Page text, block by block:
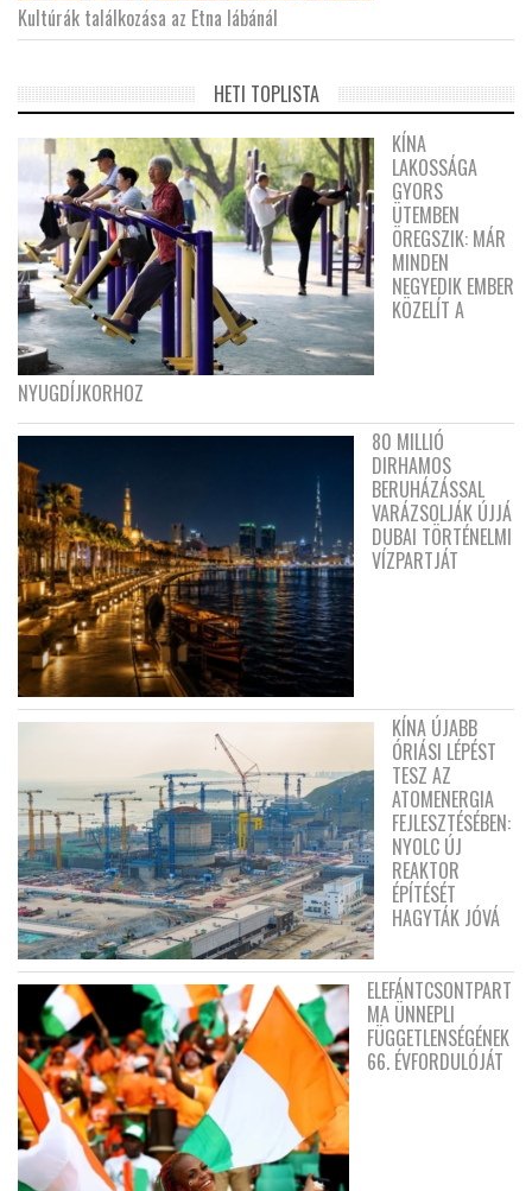
Kultúrák találkozása az Etna lábánál
HETI TOPLISTA
KÍNA
LAKOSSÁGA
GYORS
ÜTEMBEN
ÖREGSZIK: MÁR
MINDEN
NEGYEDIK EMBER
KÖZELÍT A
NYUGDÍJKORHOZ
80 MILLIÓ
DIRHAMOS
BERUHÁZÁSSAL
VARÁZSOLJÁK ÚJJÁ
DUBAI TÖRTÉNELMI
VÍZPARTJÁT
KÍNA ÚJABB
ÓRIÁSI LÉPÉST
TESZ AZ
ATOMENERGIA
FEJLESZTÉSÉBEN:
NYOLC ÚJ
REAKTOR
ÉPÍTÉSÉT
HAGYTÁK JÓVÁ
ELEFÁNTCSONTPART
MA ÜNNEPLI
FÜGGETLENSÉGÉNEK
66. ÉVFORDULÓJÁT